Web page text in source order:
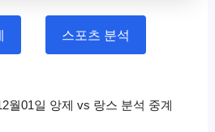
스포츠 분석
월01일 앙제 vs 랑스 분석 중계